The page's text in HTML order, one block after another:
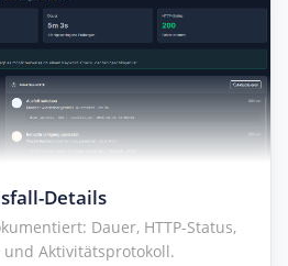
Details
Dauer, HTTP-Status,
Aktivitätsprotokoll.